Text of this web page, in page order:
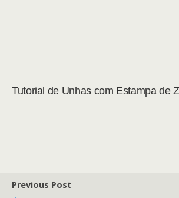
Tutorial de Unhas com Estampa de
Previous Post